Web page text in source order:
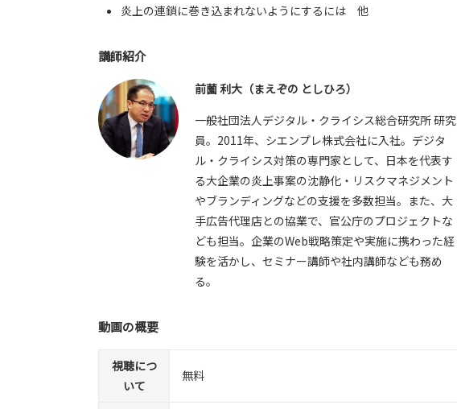
炎上の連鎖に巻き込まれないようにするには 他
講師紹介
前薗 利大（まえぞの としひろ）
一般社団法人デジタル・クライシス総合研究所 研究
員。2011年、シエンプレ株式会社に入社。デジタ
ル・クライシス対策の専門家として、日本を代表す
る大企業の炎上事案の沈静化・リスクマネジメント
やブランディングなどの支援を多数担当。また、大
手広告代理店との協業で、官公庁のプロジェクトな
ども担当。企業のWeb戦略策定や実施に携わった経
験を活かし、セミナー講師や社内講師なども務め
る。
動画の概要
視聴につ
いて
無料